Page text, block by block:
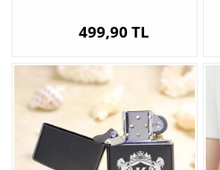
499,90 TL